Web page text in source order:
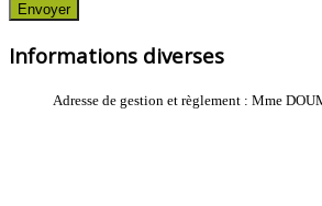
Envoyer
Informations diverses
Adresse de gestion et règlement : Mme